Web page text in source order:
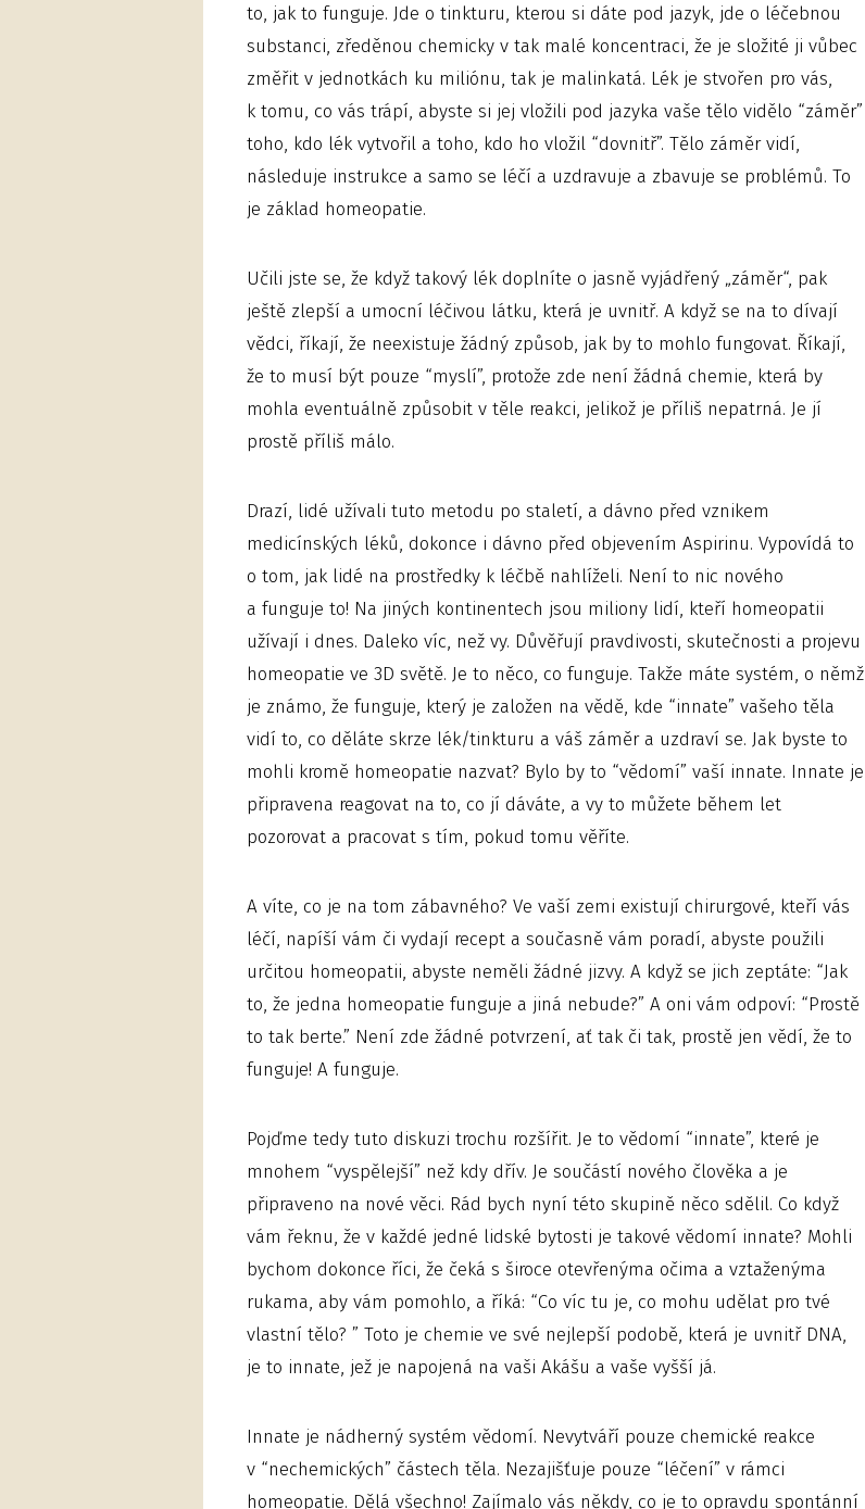
to, jak to funguje. Jde o tinkturu, kterou si dáte pod jazyk, jde o léčebnou
substanci, zředěnou chemicky v tak malé koncentraci, že je složité ji vůbec
změřit v jednotkách ku miliónu, tak je malinkatá. Lék je stvořen pro vás,
k tomu, co vás trápí, abyste si jej vložili pod jazyka vaše tělo vidělo “záměr”
toho, kdo lék vytvořil a toho, kdo ho vložil “dovnitř”. Tělo záměr vidí,
následuje instrukce a samo se léčí a uzdravuje a zbavuje se problémů. To
je základ homeopatie.
Učili jste se, že když takový lék doplníte o jasně vyjádřený „záměr“, pak
ještě zlepší a umocní léčivou látku, která je uvnitř. A když se na to dívají
vědci, říkají, že neexistuje žádný způsob, jak by to mohlo fungovat. Říkají,
že to musí být pouze “myslí”, protože zde není žádná chemie, která by
mohla eventuálně způsobit v těle reakci, jelikož je příliš nepatrná. Je jí
prostě příliš málo.
Drazí, lidé užívali tuto metodu po staletí, a dávno před vznikem
medicínských léků, dokonce i dávno před objevením Aspirinu. Vypovídá to
o tom, jak lidé na prostředky k léčbě nahlíželi. Není to nic nového
a funguje to! Na jiných kontinentech jsou miliony lidí, kteří homeopatii
užívají i dnes. Daleko víc, než vy. Důvěřují pravdivosti, skutečnosti a projevu
homeopatie ve 3D světě. Je to něco, co funguje. Takže máte systém, o němž
je známo, že funguje, který je založen na vědě, kde “innate” vašeho těla
vidí to, co děláte skrze lék/tinkturu a váš záměr a uzdraví se. Jak byste to
mohli kromě homeopatie nazvat? Bylo by to “vědomí” vaší innate. Innate je
připravena reagovat na to, co jí dáváte, a vy to můžete během let
pozorovat a pracovat s tím, pokud tomu věříte.
A víte, co je na tom zábavného? Ve vaší zemi existují chirurgové, kteří vás
léčí, napíší vám či vydají recept a současně vám poradí, abyste použili
určitou homeopatii, abyste neměli žádné jizvy. A když se jich zeptáte: “Jak
to, že jedna homeopatie funguje a jiná nebude?” A oni vám odpoví: “Prostě
to tak berte.” Není zde žádné potvrzení, ať tak či tak, prostě jen vědí, že to
funguje! A funguje.
Pojďme tedy tuto diskuzi trochu rozšířit. Je to vědomí “innate”, které je
mnohem “vyspělejší” než kdy dřív. Je součástí nového člověka a je
připraveno na nové věci. Rád bych nyní této skupině něco sdělil. Co když
vám řeknu, že v každé jedné lidské bytosti je takové vědomí innate? Mohli
bychom dokonce říci, že čeká s široce otevřenýma očima a vztaženýma
rukama, aby vám pomohlo, a říká: “Co víc tu je, co mohu udělat pro tvé
vlastní tělo? ” Toto je chemie ve své nejlepší podobě, která je uvnitř DNA,
je to innate, jež je napojená na vaši Akášu a vaše vyšší já.
Innate je nádherný systém vědomí. Nevytváří pouze chemické reakce
v “nechemických” částech těla. Nezajišťuje pouze “léčení” v rámci
homeopatie. Dělá všechno! Zajímalo vás někdy, co je to opravdu spontánní